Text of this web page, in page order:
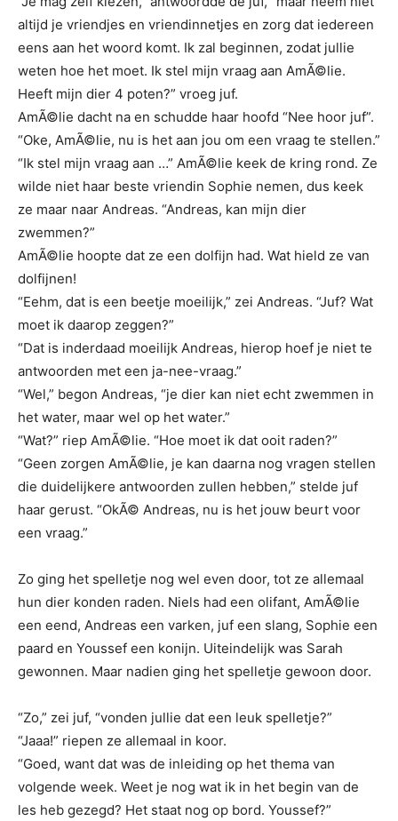
altijd je vriendjes en vriendinnetjes en zorg dat iedereen
eens aan het woord komt. Ik zal beginnen, zodat jullie
weten hoe het moet. Ik stel mijn vraag aan AmÃ©lie.
Heeft mijn dier 4 poten?” vroeg juf.
AmÃ©lie dacht na en schudde haar hoofd “Nee hoor juf”.
“Oke, AmÃ©lie, nu is het aan jou om een vraag te stellen.”
“Ik stel mijn vraag aan …” AmÃ©lie keek de kring rond. Ze
wilde niet haar beste vriendin Sophie nemen, dus keek
ze maar naar Andreas. “Andreas, kan mijn dier
zwemmen?”
AmÃ©lie hoopte dat ze een dolfijn had. Wat hield ze van
dolfijnen!
“Eehm, dat is een beetje moeilijk,” zei Andreas. “Juf? Wat
moet ik daarop zeggen?”
“Dat is inderdaad moeilijk Andreas, hierop hoef je niet te
antwoorden met een ja-nee-vraag.”
“Wel,” begon Andreas, “je dier kan niet echt zwemmen in
het water, maar wel op het water.”
“Wat?” riep AmÃ©lie. “Hoe moet ik dat ooit raden?”
“Geen zorgen AmÃ©lie, je kan daarna nog vragen stellen
die duidelijkere antwoorden zullen hebben,” stelde juf
haar gerust. “OkÃ© Andreas, nu is het jouw beurt voor
een vraag.”
Zo ging het spelletje nog wel even door, tot ze allemaal
hun dier konden raden. Niels had een olifant, AmÃ©lie
een eend, Andreas een varken, juf een slang, Sophie een
paard en Youssef een konijn. Uiteindelijk was Sarah
gewonnen. Maar nadien ging het spelletje gewoon door.
“Zo,” zei juf, “vonden jullie dat een leuk spelletje?”
“Jaaa!” riepen ze allemaal in koor.
“Goed, want dat was de inleiding op het thema van
volgende week. Weet je nog wat ik in het begin van de
les heb gezegd? Het staat nog op bord. Youssef?”